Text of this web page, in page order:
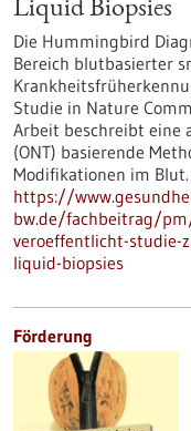
Liquid Biopsies
Die Hummingbird
Bereich blutbasierter
Studie in Nature
Arbeit beschreibt eine
(ONT) basierende
Modifikationen im Blut.
https://
bw.de/fachbeitrag/
veroeffentlicht-studie-
liquid-biopsies
Förderung